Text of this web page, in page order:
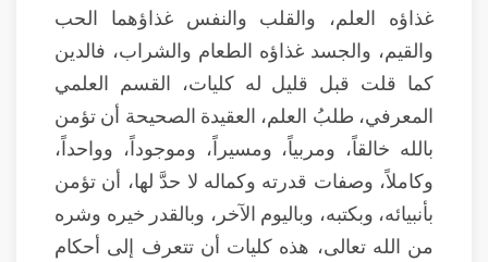
غذاؤه العلم، والقلب والنفس غذاؤهما الحب
والقيم، والجسد غذاؤه الطعام والشراب، فالدين
كما قلت قبل قليل له كليات، القسم العلمي
المعرفي، طلبُ العلم، العقيدة الصحيحة أن تؤمن
بالله خالقاً، ومربياً، ومسيراً، وموجوداً، وواحداً،
وكاملاً، وصفات قدرته وكماله لا حدَّ لها، أن تؤمن
بأنبيائه، وبكتبه، وباليوم الآخر، وبالقدر خيره وشره
من الله تعالى، هذه كليات أن تتعرف إلى أحكام